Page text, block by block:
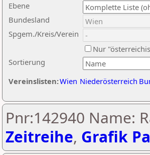
Ebene
Sortierung
Bundesland
Spgem./Kreis/Verein
Nur
Vereinslisten:Wien Niederösterreich
Pnr:142940 Name:
Zeitreihe, Grafik